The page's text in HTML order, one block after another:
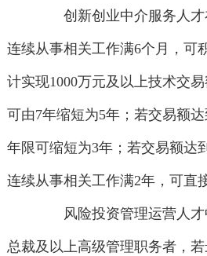
创新创业中介服务人才
连续从事相关工作满6个月，可
计实现1000万元及以上技术交
可由7年缩短为5年；若交易额达
年限可缩短为3年；若交易额达
连续从事相关工作满2年，可直
风险投资管理运营人才
总裁及以上高级管理职务者，若